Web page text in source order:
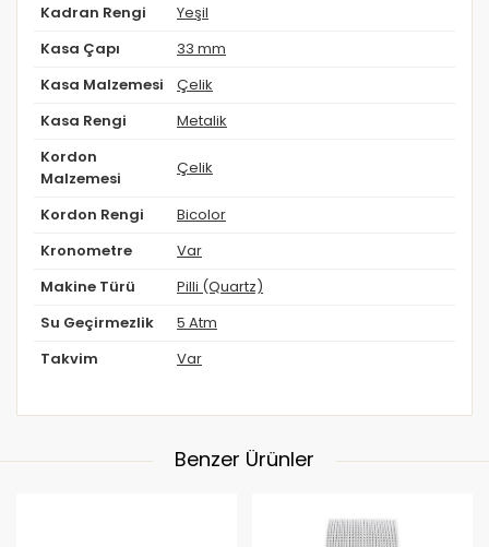
Kadran Rengi Yeşil
Kasa Çapı 33 mm
Kasa Malzemesi Çelik
Kasa Rengi Metalik
Kordon
Malzemesi
Çelik
Kordon Rengi Bicolor
Kronometre Var
Makine Türü Pilli (Quartz)
Su Geçirmezlik 5 Atm
Takvim Var
Benzer Ürünler